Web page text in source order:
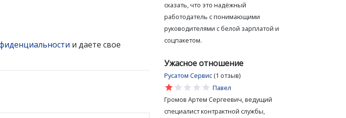
и даете свое
сказать, что это надёжный
работодатель с понимающими
руководителями с белой зарплатой и
соцпакетом.
Ужасное отношение
Русатом Сервис (1 отзыв)
star
star
star
star
star
Павел
Громов Артем Сергеевич, ведущий
специалист контрактной службы,